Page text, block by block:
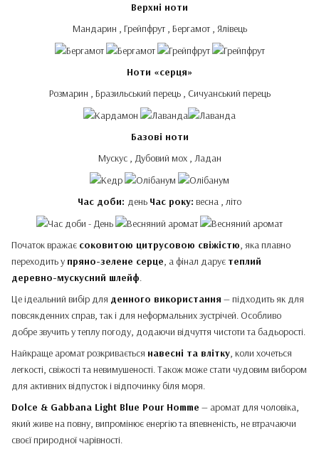
Верхні ноти
Мандарин , Грейпфрут , Бергамот , Ялівець
Ноти «серця»
Розмарин , Бразильський перець , Сичуанський перець
Базові ноти
Мускус , Дубовий мох , Ладан
Час доби: день Час року: весна , літо
Початок вражає соковитою цитрусовою свіжістю, яка плавно
переходить у пряно-зелене серце, а фінал дарує теплий
деревно-мускусний шлейф.
Це ідеальний вибір для денного використання — підходить як для
повсякденних справ, так і для неформальних зустрічей. Особливо
добре звучить у теплу погоду, додаючи відчуття чистоти та бадьорості.
Найкраще аромат розкривається навесні та влітку, коли хочеться
легкості, свіжості та невимушеності. Також може стати чудовим вибором
для активних відпусток і відпочинку біля моря.
Dolce & Gabbana Light Blue Pour Homme — аромат для чоловіка,
який живе на повну, випромінює енергію та впевненість, не втрачаючи
своєї природної чарівності.